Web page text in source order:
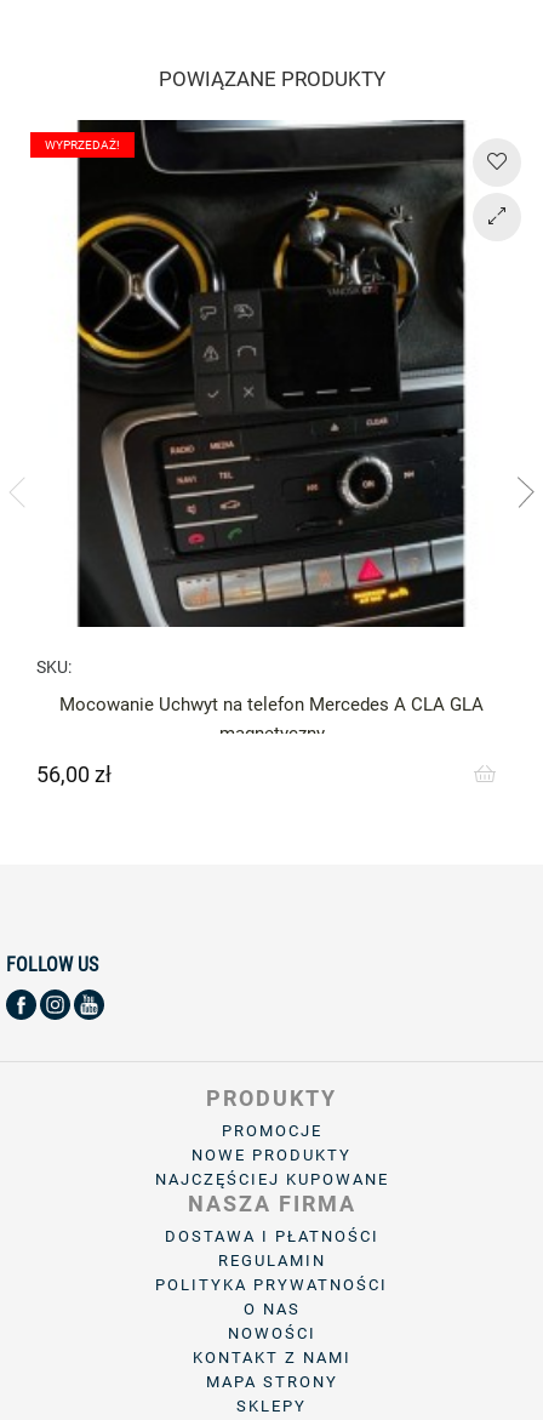
POWIĄZANE PRODUKTY
SKU:
Mocowanie Uchwyt na telefon Mercedes A CLA GLA
magnetyczny
Cena
56,00 zł
WYPRZEDAŻ!
FOLLOW US
PRODUKTY
PROMOCJE
NOWE PRODUKTY
NAJCZĘŚCIEJ KUPOWANE
NASZA FIRMA
DOSTAWA I PŁATNOŚCI
REGULAMIN
POLITYKA PRYWATNOŚCI
O NAS
NOWOŚCI
KONTAKT Z NAMI
MAPA STRONY
SKLEPY